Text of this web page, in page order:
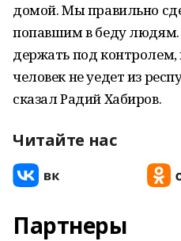
домой. Мы правильно
попавшим в беду
держать под
человек не уедет из
сказал Радий Хабиров.
Читайте нас
Партнеры